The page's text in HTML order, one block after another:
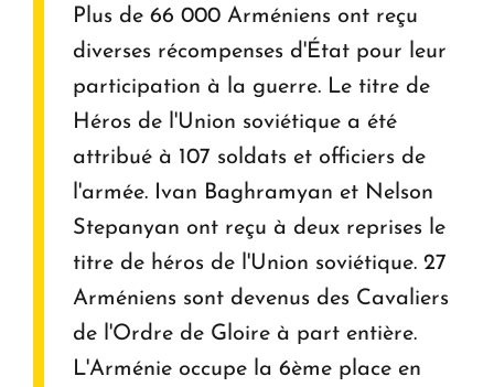
Plus de 66 000 Arméniens ont reçu
diverses récompenses d'État pour leur
participation à la guerre. Le titre de
Héros de l'Union soviétique a été
attribué à 107 soldats et officiers de
l'armée. Ivan Baghramyan et Nelson
Stepanyan ont reçu à deux reprises le
titre de héros de l'Union soviétique. 27
Arméniens sont devenus des Cavaliers
de l'Ordre de Gloire à part entière.
L'Arménie occupe la 6ème place en